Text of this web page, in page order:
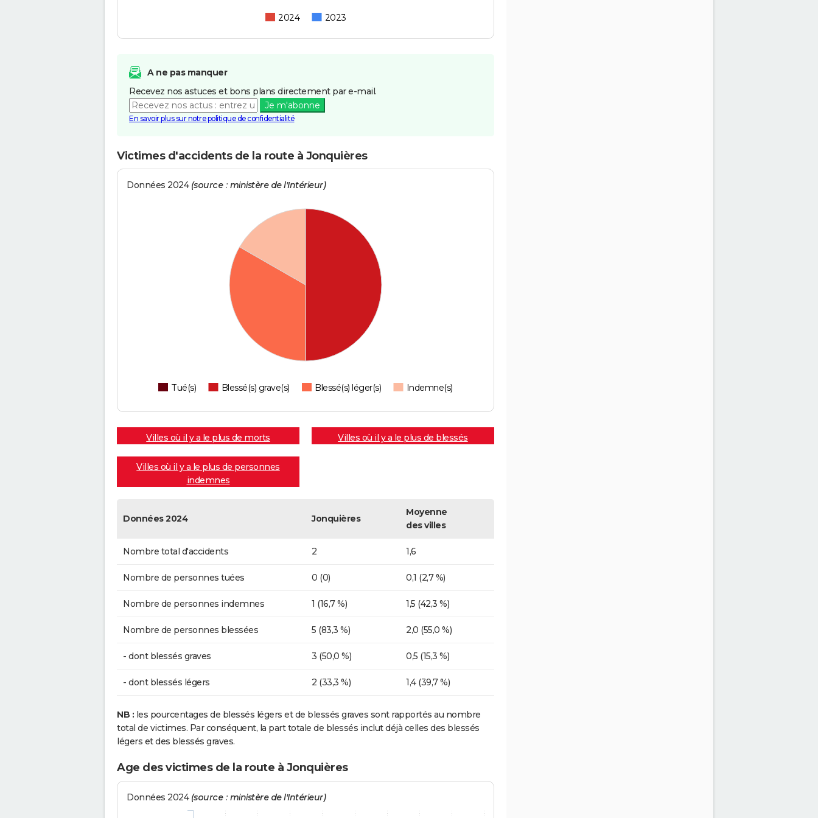
2024 2023
A ne pas manquer
Recevez nos astuces et bons plans directement par e-mail.
Je m'abonne
En savoir plus sur notre politique de confidentialité
Victimes d'accidents de la route à Jonquières
Données 2024 (source : ministère de l'Intérieur)
Tué(s) Blessé(s) grave(s) Blessé(s) léger(s) Indemne(s)
Villes où il y a le plus de morts Villes où il y a le plus de blessés
Villes où il y a le plus de personnes
indemnes
Données 2024 Jonquières
Moyenne
des villes
Nombre total d'accidents 2 1,6
Nombre de personnes tuées 0 (0) 0,1 (2,7 %)
Nombre de personnes indemnes 1 (16,7 %) 1,5 (42,3 %)
Nombre de personnes blessées 5 (83,3 %) 2,0 (55,0 %)
- dont blessés graves 3 (50,0 %) 0,5 (15,3 %)
- dont blessés légers 2 (33,3 %) 1,4 (39,7 %)
NB : les pourcentages de blessés légers et de blessés graves sont rapportés au nombre
total de victimes. Par conséquent, la part totale de blessés inclut déjà celles des blessés
légers et des blessés graves.
Age des victimes de la route à Jonquières
Données 2024 (source : ministère de l'Intérieur)